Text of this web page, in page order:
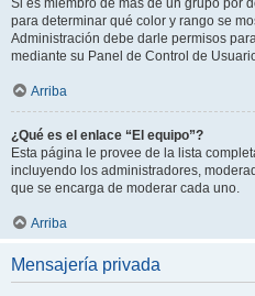
Si es miembro de más de un grupo por
para determinar qué color y rango se
Administración debe darle permisos
mediante su Panel de Control de
Arriba
¿Qué es el enlace “El equipo”?
Esta página le provee de la lista
incluyendo los administradores,
que se encarga de moderar cada uno.
Arriba
Mensajería privada